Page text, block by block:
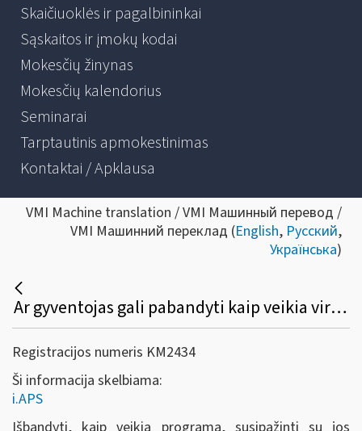
Skaičiuoklės ir pagalbininkai
Sąskaitos ir įmokų kodai
Mokesčių žinynas
Mokesčių kalendorius
Seminarai
Tarptautinis apmokestinimas
Kontaktai / Apklausa
VMI Machine translation / VMI Машинный перевод /
VMI Машинний переклад (English, Русский,
Українська)
Ar gyventojas gali pabandyti kaip veikia virtualus buhalteris (i.APS)?
Registracijos numeris KM2434
Ši informacija skelbiama:
i.APS
Išbandyti, kaip veikia programa, susipažinti su jos